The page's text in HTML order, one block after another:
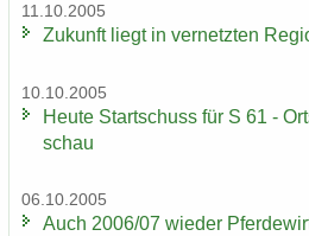
11.10.2005
Zu­kunft liegt in ver­netz­ten
10.10.2005
Heute Start­schuss für S 61 -
schau
06.10.2005
Auch 2006/07 wie­der